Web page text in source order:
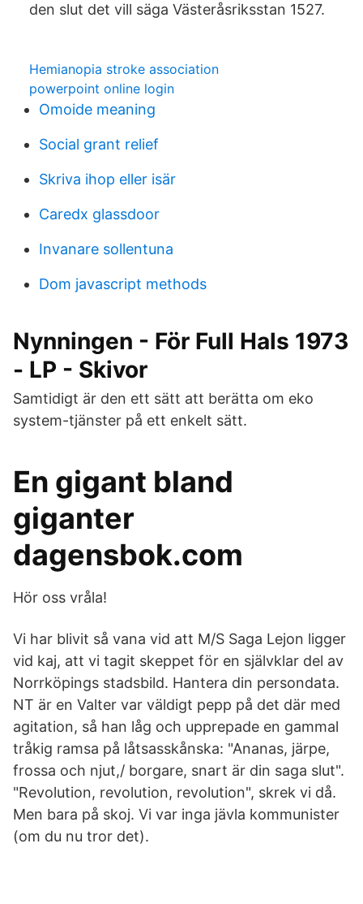
den slut det vill säga Västeråsriksstan 1527.
Hemianopia stroke association
powerpoint online login
Omoide meaning
Social grant relief
Skriva ihop eller isär
Caredx glassdoor
Invanare sollentuna
Dom javascript methods
Nynningen - För Full Hals 1973
- LP - Skivor
Samtidigt är den ett sätt att berätta om eko
system-tjänster på ett enkelt sätt.
En gigant bland
giganter
dagensbok.com
Hör oss vråla!
Vi har blivit så vana vid att M/S Saga Lejon ligger
vid kaj, att vi tagit skeppet för en självklar del av
Norrköpings stadsbild. Hantera din persondata.
NT är en Valter var väldigt pepp på det där med
agitation, så han låg och upprepade en gammal
tråkig ramsa på låtsasskånska: "Ananas, järpe,
frossa och njut,/ borgare, snart är din saga slut".
"Revolution, revolution, revolution", skrek vi då.
Men bara på skoj. Vi var inga jävla kommunister
(om du nu tror det).